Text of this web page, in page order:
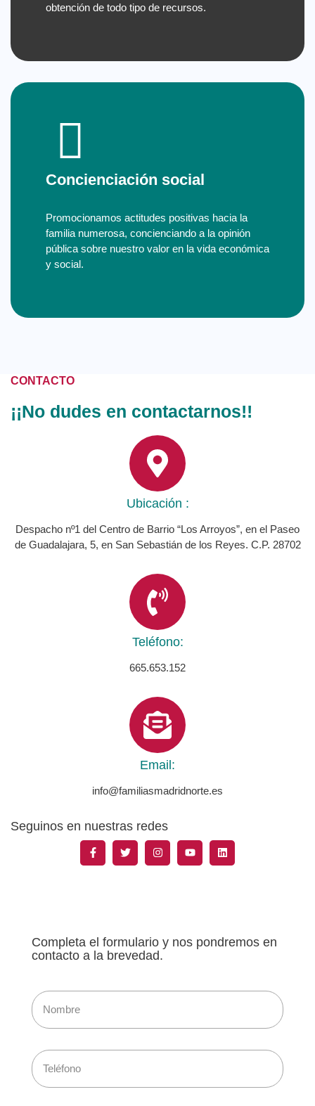
obtención de todo tipo de recursos.
Concienciación social
Promocionamos actitudes positivas hacia la
familia numerosa, concienciando a la opinión
pública sobre nuestro valor en la vida económica
y social.
CONTACTO
¡¡No dudes en contactarnos!!
Ubicación :
Despacho nº1 del Centro de Barrio “Los Arroyos”, en el Paseo
de Guadalajara, 5, en San Sebastián de los Reyes. C.P. 28702
Teléfono:
665.653.152
Email:
info@familiasmadridnorte.es
Seguinos en nuestras redes
Completa el formulario y nos pondremos en
contacto a la brevedad.